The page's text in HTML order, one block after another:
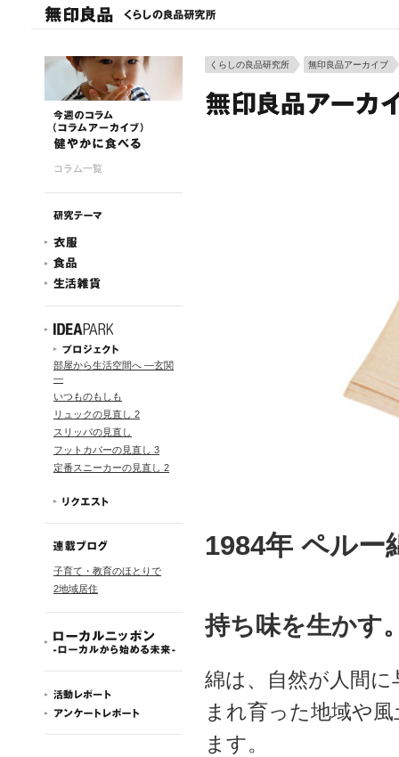
コラム一覧
部屋から生活空間へ ―玄関
―
いつものもしも
リュックの見直し 2
スリッパの見直し
フットカバーの見直し 3
定番スニーカーの見直し 2
子育て・教育のほとりで
2地域居住
くらしの良品研究所 無印良品アーカイブ
1984年 ペルー
持ち味を生かす
綿は、自然が人間
まれ育った地域や
ます。